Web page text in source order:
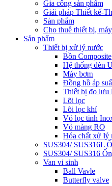
Gia công sản phẩm
Giải pháp Thiết kế-
Sản phẩm
Cho thuê thiết bị,
Sản phẩm
Thiết bị xử lý nước
Bồn Composite
Hệ thống đèn
Máy bơm
Đồng hồ áp
Thiết bị đo lưu
Lõi lọc
Lõi lọc khí
Vỏ lọc tinh
Vỏ màng RO
Hóa chất xử lý
SUS304/ SUS316L
SUS304/ SUS316
Van vi sinh
Ball Vavle
Butterfly valve